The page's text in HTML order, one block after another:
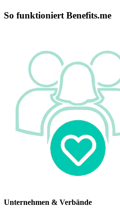
So funktioniert Benefits.me
Unternehmen & Verbände